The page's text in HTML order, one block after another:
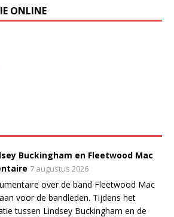
ONLINE
Buckingham en Fleetwood Mac
7 augustus 2026
over de band Fleetwood Mac
voor de bandleden. Tijdens het
tussen Lindsey Buckingham en de